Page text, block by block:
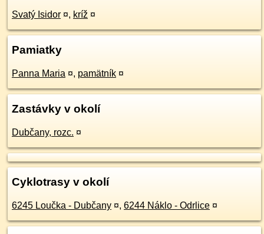
Svatý Isidor ¤, kríž ¤
Pamiatky
Panna Maria ¤, pamätník ¤
Zastávky v okolí
Dubčany, rozc. ¤
Cyklotrasy v okolí
6245 Loučka - Dubčany ¤, 6244 Náklo - Odrlice ¤